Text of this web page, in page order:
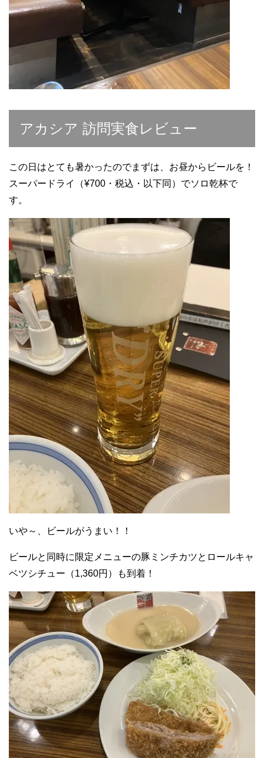
アカシア 訪問実食レビュー
この日はとても暑かったのでまずは、お昼からビールを！
スーパードライ（¥700・税込・以下同 ）でソロ乾杯で
す。
いや～、ビールがうまい！！
ビールと同時に限定メニューの豚ミンチカツとロールキャ
ベツシチュー（1,360円）も到着！